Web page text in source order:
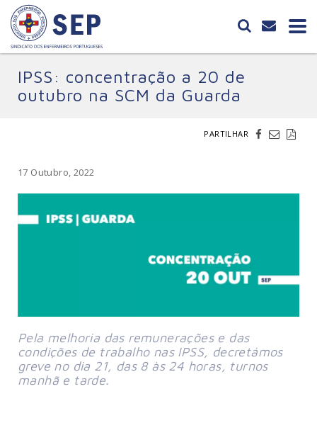
IPSS: concentração a 20 de
outubro na SCM da Guarda
PARTILHAR
17 Outubro, 2022
Pela melhoria das remunerações e das
condições de trabalho nas IPSS, decretámos
greve no dia 21, das 8 às 24 horas, turnos
manhã e tarde.